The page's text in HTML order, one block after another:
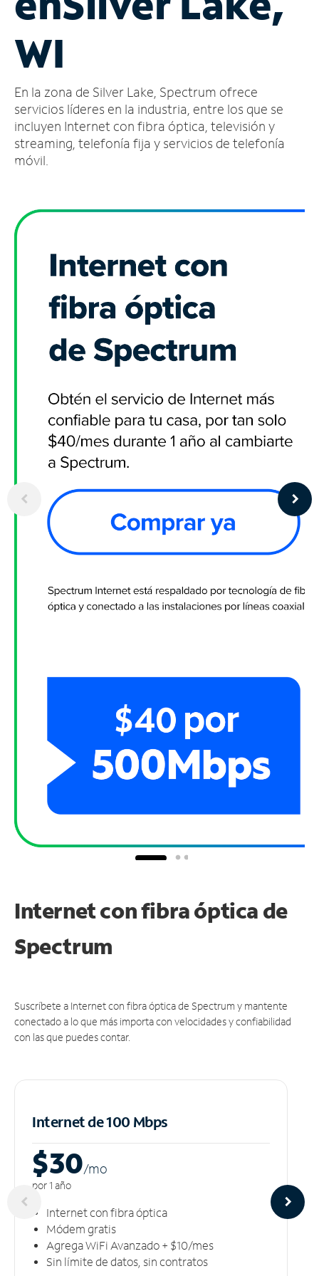
cuenta
Encuentra
tienda
WI
En la zona de Silver Lake, Spectrum ofrece
servicios líderes en la industria, entre los que se
incluyen Internet con fibra óptica, televisión y
streaming, telefonía fija y servicios de telefonía
móvil.
Internet con fibra óptica de
Spectrum
Suscríbete a Internet con fibra óptica de Spectrum y mantente
conectado a lo que más importa con velocidades y confiabilidad
con las que puedes contar.
Internet de 100 Mbps
$30/mo
por 1 año
Internet con fibra óptica
Módem gratis
Agrega WiFi Avanzado + $10/mes
Sin límite de datos, sin contratos